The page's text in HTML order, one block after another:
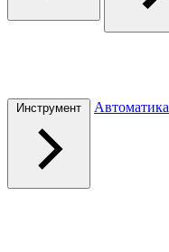
Инструмент Автоматика